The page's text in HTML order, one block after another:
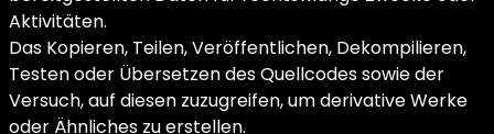
Aktivitäten.
Das Kopieren, Teilen, Veröffentlichen, Dekompilieren,
Testen oder Übersetzen des Quellcodes sowie der
Versuch, auf diesen zuzugreifen, um derivative Werke
oder Ähnliches zu erstellen.